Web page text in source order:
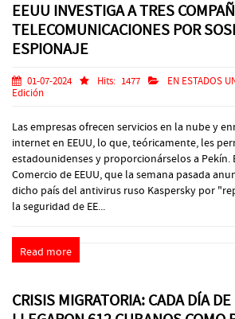
EEUU INVESTIGA A TRES
TELECOMUNICACIONES POR
ESPIONAJE
01-07-2024 Hits: 1477 EN ESTADOS
Edición
Las empresas ofrecen servicios en la nube y
internet en EEUU, lo que, teóricamente, les
estadounidenses y proporcionárselos a Pekín.
Comercio de EEUU, que la semana pasada
dicho país del antivirus ruso Kaspersky por
la seguridad de EE...
Read more
CRISIS MIGRATORIA: CADA DÍA